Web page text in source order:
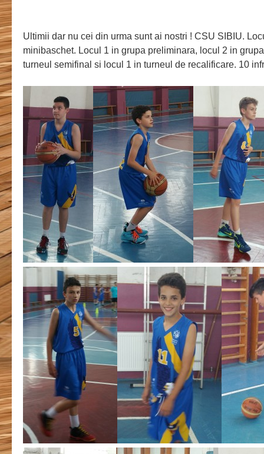
Ultimii dar nu cei din urma sunt ai nostri ! CSU SIBIU.
minibaschet. Locul 1 in grupa preliminara, locul 2 in
turneul semifinal si locul 1 in turneul de recalificare. 10